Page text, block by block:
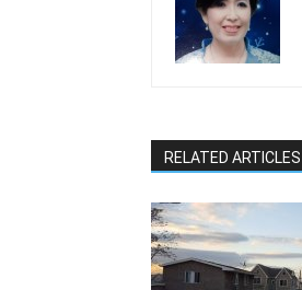
RELATED ARTICLES